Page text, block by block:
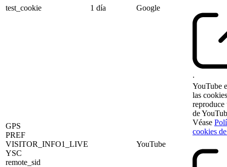
test_cookie 1 día Google
.
GPS
PREF
VISITOR_INFO1_LIVE
YSC
remote_sid
YouTube
YouTube
las
de
Véase
cookies